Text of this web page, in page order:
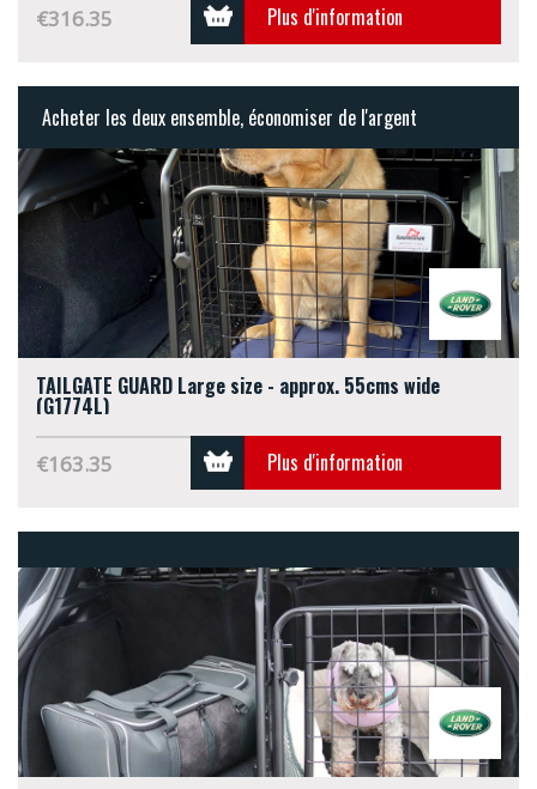
€316.35 Plus d'information
Acheter les deux ensemble, économiser de l'argent
TAILGATE GUARD Large size - approx. 55cms wide
(G1774L)
€163.35 Plus d'information